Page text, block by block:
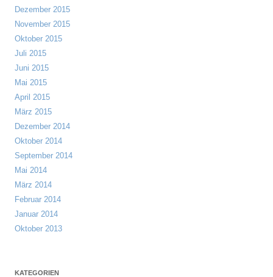
Dezember 2015
November 2015
Oktober 2015
Juli 2015
Juni 2015
Mai 2015
April 2015
März 2015
Dezember 2014
Oktober 2014
September 2014
Mai 2014
März 2014
Februar 2014
Januar 2014
Oktober 2013
KATEGORIEN